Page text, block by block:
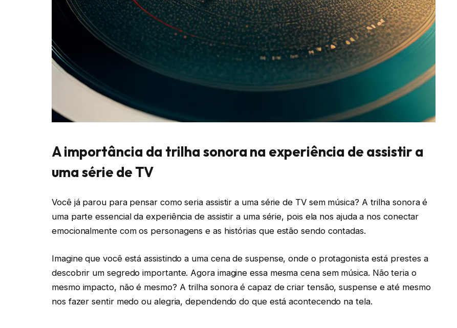
A importância da trilha sonora na experiência de assistir a
uma série de TV
Você já parou para pensar como seria assistir a uma série de TV sem música? A trilha sonora é
uma parte essencial da experiência de assistir a uma série, pois ela nos ajuda a nos conectar
emocionalmente com os personagens e as histórias que estão sendo contadas.
Imagine que você está assistindo a uma cena de suspense, onde o protagonista está prestes a
descobrir um segredo importante. Agora imagine essa mesma cena sem música. Não teria o
mesmo impacto, não é mesmo? A trilha sonora é capaz de criar tensão, suspense e até mesmo
nos fazer sentir medo ou alegria, dependendo do que está acontecendo na tela.